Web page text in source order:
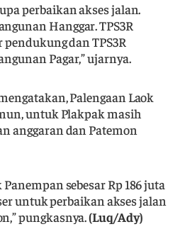
perbaikan akses jalan.
Hanggar. TPS3R
dan TPS3R
Pagar,” ujarnya.
Palengaan Laok
untuk Plakpak masih
anggaran dan Patemon
sebesar Rp 186 juta
untuk perbaikan akses jalan
pungkasnya.(Luq/Ady)